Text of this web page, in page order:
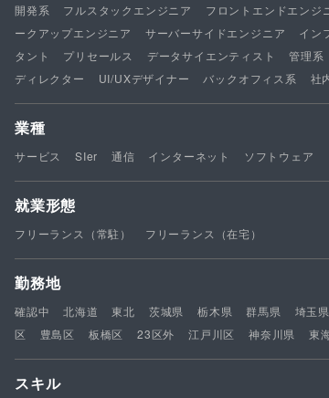
開発系 フルスタックエンジニア フロントエンドエンジ
ークアップエンジニア
サーバーサイドエンジニア イン
タント
プリセールス データサイエンティスト 管理系
ディレクター
UI/UXデザイナー バックオフィス系 社
業種
サービス SIer 通信 インターネット ソフトウェア
就業形態
フリーランス（常駐） フリーランス（在宅）
勤務地
確認中 北海道 東北 茨城県 栃木県 群馬県 埼玉県
区
豊島区 板橋区 23区外 江戸川区 神奈川県 東
スキル